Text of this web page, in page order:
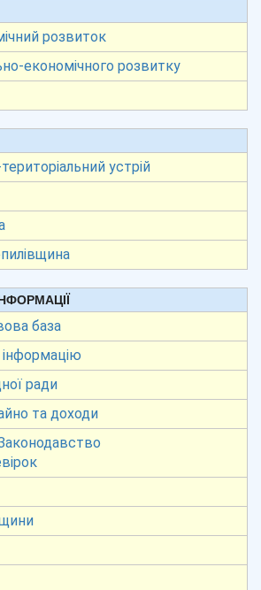
розвиток
економічного розвитку
устрій
база
інформацію
ради
та доходи